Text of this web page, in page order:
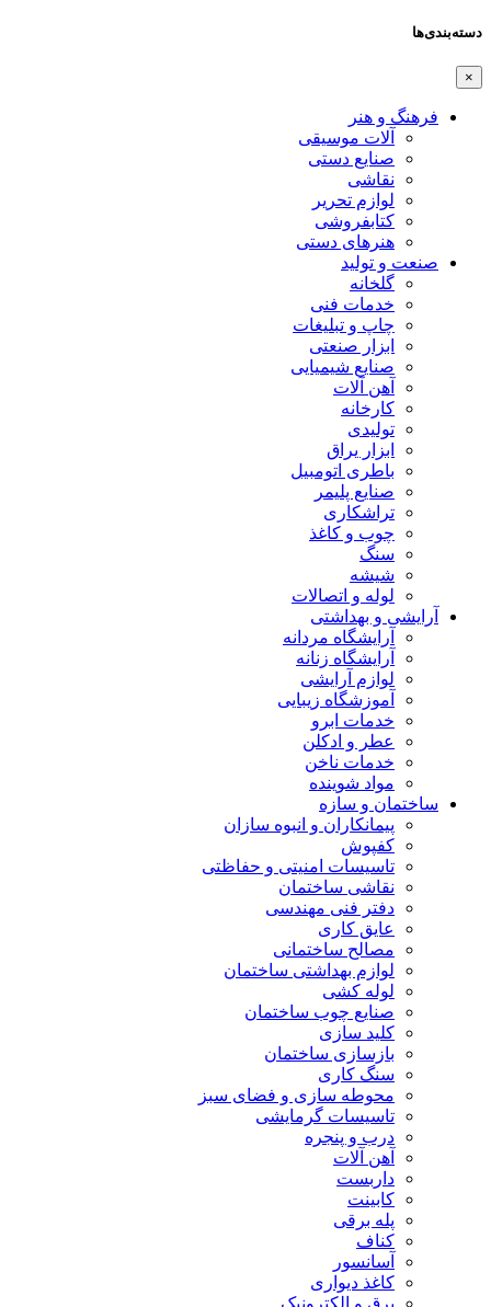
دسته‌بندی‌ها
×
فرهنگ و هنر
آلات موسیقی
صنایع دستی
نقاشی
لوازم تحریر
کتابفروشی
هنرهای دستی
صنعت و تولید
گلخانه
خدمات فنی
چاپ و تبلیغات
ابزار صنعتی
صنایع شیمیایی
آهن آلات
کارخانه
تولیدی
ابزار یراق
باطری اتومبیل
صنایع پلیمر
تراشکاری
چوب و کاغذ
سنگ
شیشه
لوله و اتصالات
آرایشی و بهداشتی
آرایشگاه مردانه
آرایشگاه زنانه
لوازم آرایشی
آموزشگاه زیبایی
خدمات ابرو
عطر و ادکلن
خدمات ناخن
مواد شوینده
ساختمان و سازه
پیمانکاران و انبوه سازان
کفپوش
تاسیسات امنیتی و حفاظتی
نقاشی ساختمان
دفتر فنی مهندسی
عایق کاری
مصالح ساختمانی
لوازم بهداشتی ساختمان
لوله کشی
صنایع چوب ساختمان
کلید سازی
بازسازی ساختمان
سنگ کاری
محوطه سازی و فضای سبز
تاسیسات گرمایشی
درب و پنجره
آهن آلات
داربست
کابینت
پله برقی
کناف
آسانسور
کاغذ دیواری